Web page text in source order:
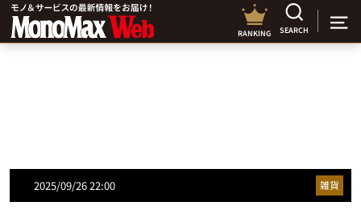
RANKING SEARCH
2025/09/26 22:00 雑貨